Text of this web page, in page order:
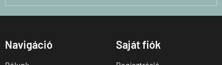
Navigáció Saját fiók